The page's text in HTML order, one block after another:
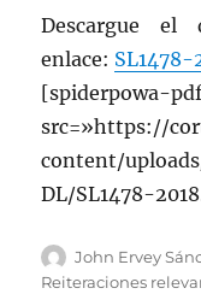
Descargue el
enlace: SL1478-
[spiderpowa-
src=»https://
content/
DL/SL1478-
Autor
John Ervey
Reiteraciones